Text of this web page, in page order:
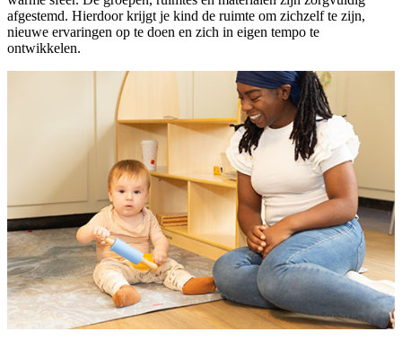
afgestemd. Hierdoor krijgt je kind de ruimte om zichzelf te zijn,
nieuwe ervaringen op te doen en zich in eigen tempo te
ontwikkelen.